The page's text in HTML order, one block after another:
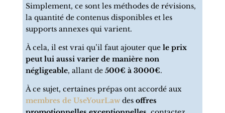
Simplement, ce sont les méthodes de révisions,
la quantité de contenus disponibles et les
supports annexes qui varient.
À cela, il est vrai qu’il faut ajouter que le prix
peut lui aussi varier de manière non
négligeable, allant de 500€ à 3000€.
À ce sujet, certaines prépas ont accordé aux
membres de UseYourLawdes offres